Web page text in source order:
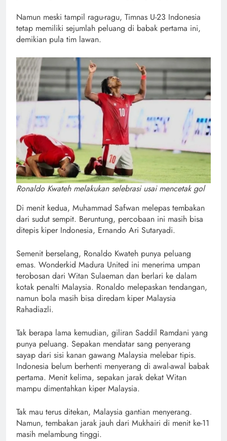
Namun meski tampil ragu-ragu, Timnas U-23 Indonesia
tetap memiliki sejumlah peluang di babak pertama ini,
demikian pula tim lawan.
Ronaldo Kwateh melakukan selebrasi usai mencetak gol
Di menit kedua, Muhammad Safwan melepas tembakan
dari sudut sempit. Beruntung, percobaan ini masih bisa
ditepis kiper Indonesia, Ernando Ari Sutaryadi.
Semenit berselang, Ronaldo Kwateh punya peluang
emas. Wonderkid Madura United ini menerima umpan
terobosan dari Witan Sulaeman dan berlari ke dalam
kotak penalti Malaysia. Ronaldo melepaskan tendangan,
namun bola masih bisa diredam kiper Malaysia
Rahadiazli.
Tak berapa lama kemudian, giliran Saddil Ramdani yang
punya peluang. Sepakan mendatar sang penyerang
sayap dari sisi kanan gawang Malaysia melebar tipis.
Indonesia belum berhenti menyerang di awal-awal babak
pertama. Menit kelima, sepakan jarak dekat Witan
mampu dimentahkan kiper Malaysia.
Tak mau terus ditekan, Malaysia gantian menyerang.
Namun, tembakan jarak jauh dari Mukhairi di menit ke-11
masih melambung tinggi.